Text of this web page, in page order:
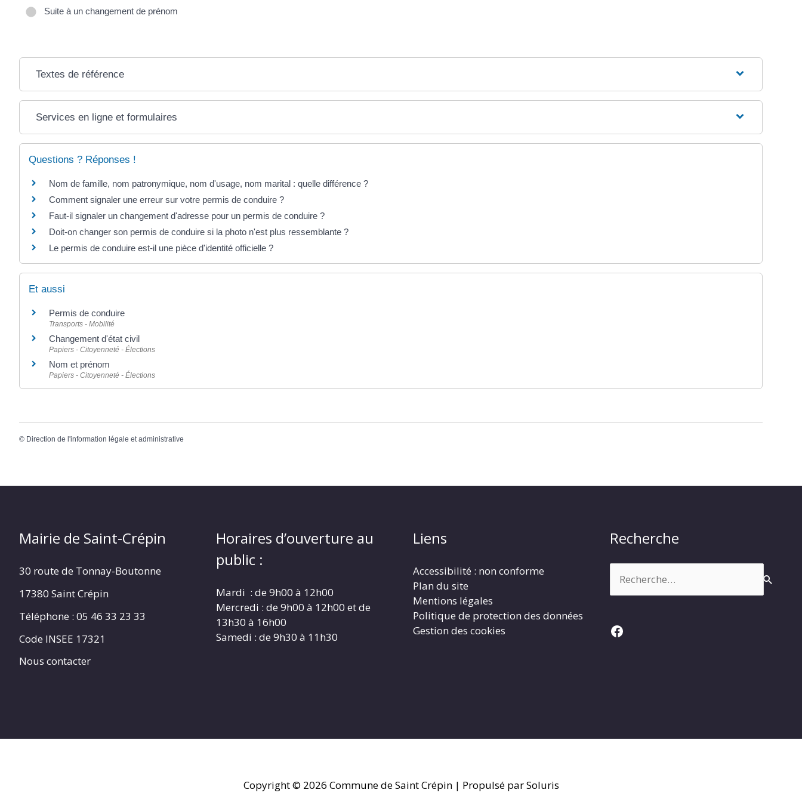
Suite à un changement de prénom
Textes de référence
Services en ligne et formulaires
Questions ? Réponses !
Nom de famille, nom patronymique, nom d'usage, nom marital : quelle différence ?
Comment signaler une erreur sur votre permis de conduire ?
Faut-il signaler un changement d'adresse pour un permis de conduire ?
Doit-on changer son permis de conduire si la photo n'est plus ressemblante ?
Le permis de conduire est-il une pièce d'identité officielle ?
Et aussi
Permis de conduire
Transports - Mobilité
Changement d'état civil
Papiers - Citoyenneté - Élections
Nom et prénom
Papiers - Citoyenneté - Élections
© Direction de l'information légale et administrative
Mairie de Saint-Crépin
30 route de Tonnay-Boutonne
17380 Saint Crépin
Téléphone : 05 46 33 23 33
Code INSEE 17321
Nous contacter
Horaires d’ouverture au
public :
Mardi : de 9h00 à 12h00
Mercredi : de 9h00 à 12h00 et de
13h30 à 16h00
Samedi : de 9h30 à 11h30
Liens
Accessibilité : non conforme
Plan du site
Mentions légales
Politique de protection des données
Gestion des cookies
Recherche
Facebook
Copyright © 2026 Commune de Saint Crépin| Propulsé par Soluris